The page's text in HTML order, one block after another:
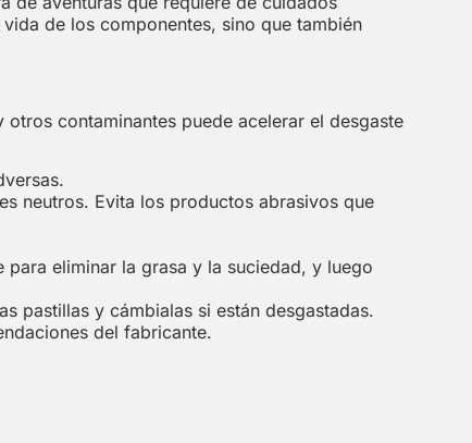
de los componentes, sino que también
contaminantes puede acelerar el desgaste
neutros. Evita los productos abrasivos que
para eliminar la grasa y la suciedad, y luego
pastillas y cámbialas si están desgastadas.
del fabricante.